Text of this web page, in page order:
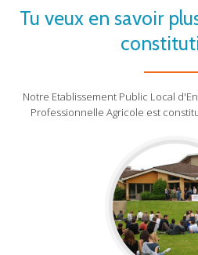
Tu veux en savoir
Notre Etablissement Public Local
Professionnelle Agricole est